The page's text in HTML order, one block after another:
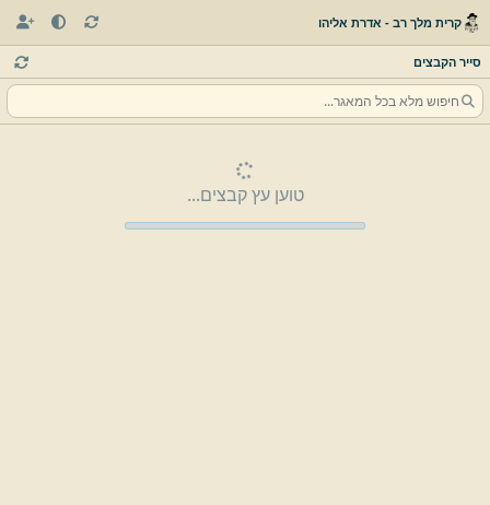
קרית מלך רב - אדרת אליהו
סייר הקבצים
טוען עץ קבצים...